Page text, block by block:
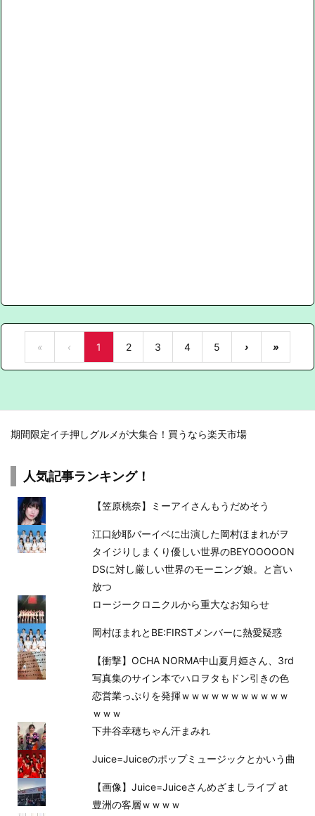
« ‹ 1 2 3 4 5 › »
期間限定イチ押しグルメが大集合！買うなら楽天市場
人気記事ランキング！
【笠原桃奈】ミーアイさんもうだめそう
江口紗耶バーイベに出演した岡村ほまれがヲ
タイジりしまくり優しい世界のBEYOOOOON
DSに対し厳しい世界のモーニング娘。と言い
放つ
ロージークロニクルから重大なお知らせ
岡村ほまれとBE:FIRSTメンバーに熱愛疑惑
【衝撃】OCHA NORMA中山夏月姫さん、3rd
写真集のサイン本でハロヲタもドン引きの色
恋営業っぷりを発揮ｗｗｗｗｗｗｗｗｗｗｗ
ｗｗｗ
下井谷幸穂ちゃん汗まみれ
Juice=Juiceのポップミュージックとかいう曲
【画像】Juice=Juiceさんめざましライブ at
豊洲の客層ｗｗｗｗ